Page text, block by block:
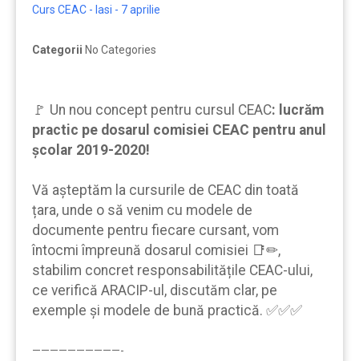
Curs CEAC - Iasi - 7 aprilie
Categorii No Categories
🚩 Un nou concept pentru cursul CEAC: lucrăm
practic pe dosarul comisiei CEAC pentru anul
școlar 2019-2020!
Vă aşteptăm la cursurile de CEAC din toată
țara, unde o să venim cu modele de
documente pentru fiecare cursant, vom
întocmi împreună dosarul comisiei 📑✏,
stabilim concret responsabilitățile CEAC-ului,
ce verifică ARACIP-ul, discutăm clar, pe
exemple şi modele de bună practică. ✅✅✅
——————————-